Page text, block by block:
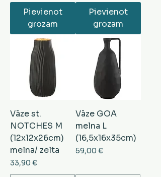
Pievienot
grozam
Pievienot
grozam
Vāze st.
NOTCHES M
(12x12x26cm)
melna/ zelta
Cena
33,90 €
Vāze GOA
melna L
(16,5x16x35cm)
Cena
59,00 €